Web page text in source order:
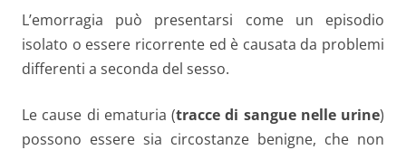
L’emorragia può presentarsi come un episodio
isolato o essere ricorrente ed è causata da problemi
differenti a seconda del sesso.
Le cause di ematuria (tracce di sangue nelle urine)
possono essere sia circostanze benigne, che non